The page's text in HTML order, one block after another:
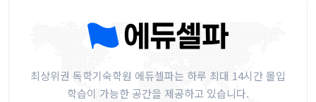
최상위권 독학기숙학원 에듀셀파는 하루 최대 14시간 몰입
학습이 가능한 공간을 제공하고 있습니다.